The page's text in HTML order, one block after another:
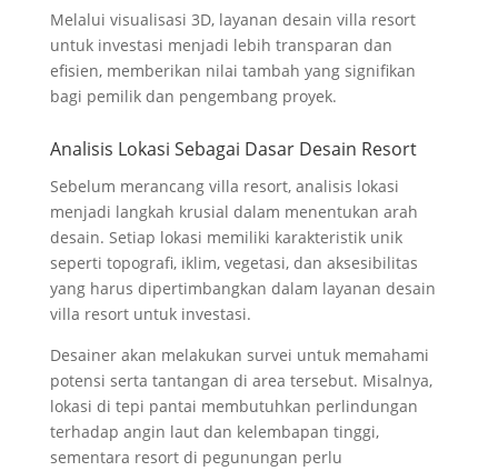
Melalui visualisasi 3D, layanan desain villa resort
untuk investasi menjadi lebih transparan dan
efisien, memberikan nilai tambah yang signifikan
bagi pemilik dan pengembang proyek.
Analisis Lokasi Sebagai Dasar Desain Resort
Sebelum merancang villa resort, analisis lokasi
menjadi langkah krusial dalam menentukan arah
desain. Setiap lokasi memiliki karakteristik unik
seperti topografi, iklim, vegetasi, dan aksesibilitas
yang harus dipertimbangkan dalam layanan desain
villa resort untuk investasi.
Desainer akan melakukan survei untuk memahami
potensi serta tantangan di area tersebut. Misalnya,
lokasi di tepi pantai membutuhkan perlindungan
terhadap angin laut dan kelembapan tinggi,
sementara resort di pegunungan perlu